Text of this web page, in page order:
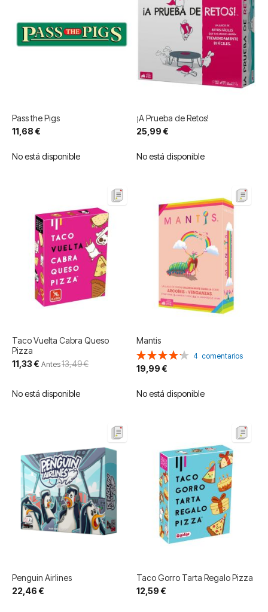
Pass the Pigs
11,68 €
No está disponible
¡A Prueba de Retos!
25,99 €
No está disponible
Taco Vuelta Cabra Queso
Pizza
Precio
especial
11,33 € Antes13,49 €
No está disponible
Mantis
Valoración:
85%
4 comentarios
19,99 €
No está disponible
Penguin Airlines
22,46 €
Taco Gorro Tarta Regalo Pizza
12,59 €